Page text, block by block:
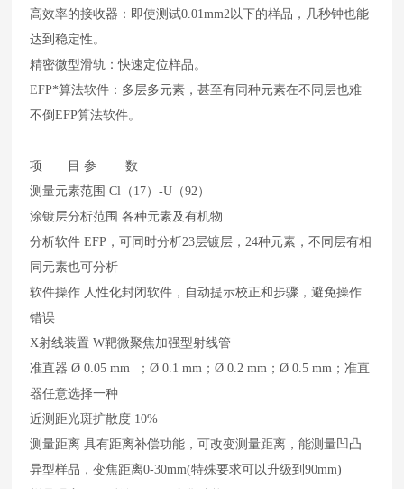
高效率的接收器：即使测试0.01mm2以下的样品，几秒钟也能
达到稳定性。
精密微型滑轨：快速定位样品。
EFP*算法软件：多层多元素，甚至有同种元素在不同层也难
不倒EFP算法软件。
项 目 参 数
测量元素范围 Cl（17）-U（92）
涂镀层分析范围 各种元素及有机物
分析软件 EFP，可同时分析23层镀层，24种元素，不同层有相
同元素也可分析
软件操作 人性化封闭软件，自动提示校正和步骤，避免操作
错误
X射线装置 W靶微聚焦加强型射线管
准直器 Ø 0.05 mm ；Ø 0.1 mm；Ø 0.2 mm；Ø 0.5 mm；准直
器任意选择一种
近测距光斑扩散度 10%
测量距离 具有距离补偿功能，可改变测量距离，能测量凹凸
异型样品，变焦距离0-30mm(特殊要求可以升级到90mm)